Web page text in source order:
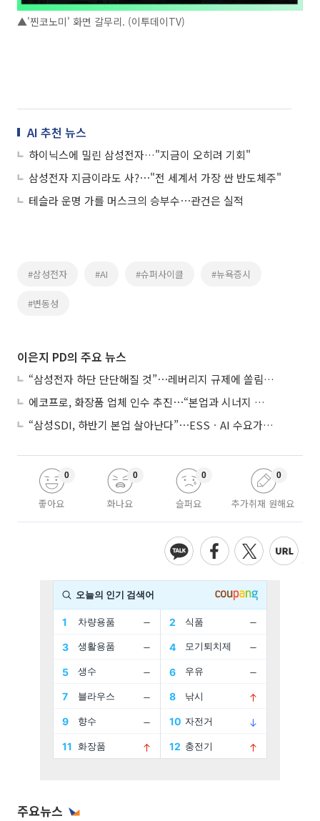
▲'찐코노미' 화면 갈무리. (이투데이TV)
AI 추천 뉴스
하이닉스에 밀린 삼성전자…"지금이 오히려 기회"
삼성전자 지금이라도 사?⋯"전 세계서 가장 싼 반도체주"
테슬라 운명 가를 머스크의 승부수⋯관건은 실적
#삼성전자 #AI #슈퍼사이클 #뉴욕증시
#변동성
이은지 PD의 주요 뉴스
“삼성전자 하단 단단해질 것”⋯레버리지 규제에 쏠림 완화
에코프로, 화장품 업체 인수 추진⋯“본업과 시너지 부족”
“삼성SDI, 하반기 본업 살아난다”⋯ESSㆍAI 수요가 견인
좋아요
0
화나요
0
슬퍼요
0
추가취재 원해요
0
주요뉴스